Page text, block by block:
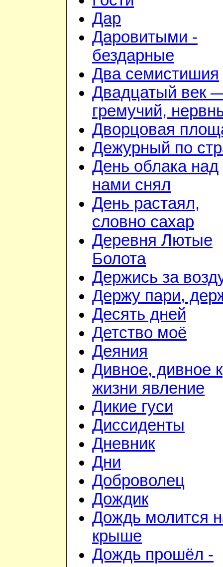
Дар
Даровитыми -
бездарные
Два семистишия
Двадцатый век
гремучий,
Дворцовая
Дежурный по
День облака над
нами снял
День растаял,
словно сахар
Деревня Лютые
Болота
Держись за
Держу пари,
Десять дней
Детство моё
Деяния
Дивное, дивное к
жизни явление
Дикие гуси
Диссиденты
Дневник
Дни
Доброволец
Дождик
Дождь молится
крыше
Дождь прошёл -